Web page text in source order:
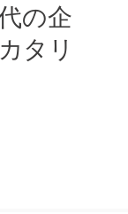
の企
タリ